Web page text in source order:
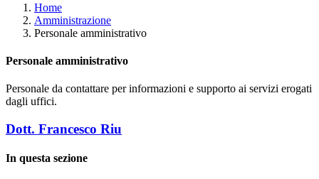
Home
Amministrazione
Personale amministrativo
Personale amministrativo
Personale da contattare per informazioni e supporto ai servizi erogati
dagli uffici.
Dott. Francesco Riu
In questa sezione